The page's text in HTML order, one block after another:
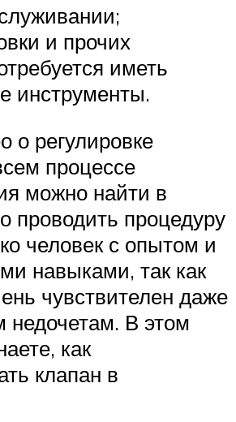
и прочих
иметь
инструменты.
о регулировке
процессе
можно найти в
проводить процедуру
человек с опытом и
навыками, так как
чувствителен даже
недочетам. В этом
как
клапан в